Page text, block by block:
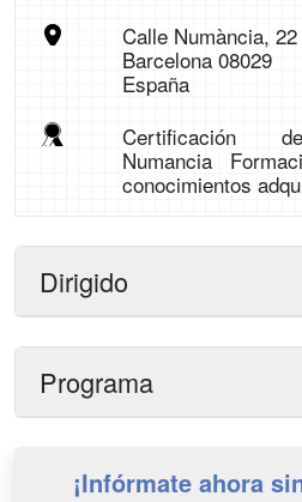
Calle Numància, 22
Barcelona 08029
España
Certificación
Numancia
conocimientos
Dirigido
Programa
¡Infórmate ahora